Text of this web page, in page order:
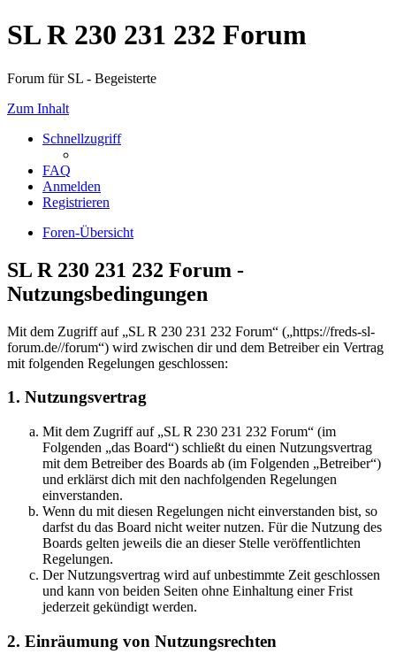
SL R 230 231 232 Forum
Forum für SL - Begeisterte
Zum Inhalt
Schnellzugriff
FAQ
Anmelden
Registrieren
Foren-Übersicht
SL R 230 231 232 Forum -
Nutzungsbedingungen
Mit dem Zugriff auf „SL R 230 231 232 Forum“ („https://freds-sl-
forum.de//forum“) wird zwischen dir und dem Betreiber ein Vertrag
mit folgenden Regelungen geschlossen:
1. Nutzungsvertrag
Mit dem Zugriff auf „SL R 230 231 232 Forum“ (im
Folgenden „das Board“) schließt du einen Nutzungsvertrag
mit dem Betreiber des Boards ab (im Folgenden „Betreiber“)
und erklärst dich mit den nachfolgenden Regelungen
einverstanden.
Wenn du mit diesen Regelungen nicht einverstanden bist, so
darfst du das Board nicht weiter nutzen. Für die Nutzung des
Boards gelten jeweils die an dieser Stelle veröffentlichten
Regelungen.
Der Nutzungsvertrag wird auf unbestimmte Zeit geschlossen
und kann von beiden Seiten ohne Einhaltung einer Frist
jederzeit gekündigt werden.
2. Einräumung von Nutzungsrechten